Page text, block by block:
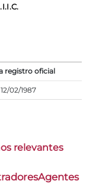
registro oficial
12/02/1987
relevantes
Agentes